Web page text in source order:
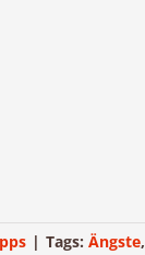
| Tags: Ängste,